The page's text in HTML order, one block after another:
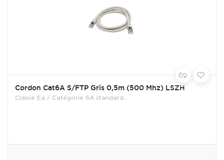
Cordon Cat6A S/FTP Gris 0,5m (500 Mhz) LSZH
Classe Ea / Catégorie 6A standard...